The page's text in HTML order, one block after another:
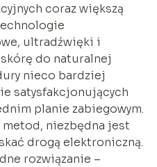
coraz większą
ultradźwięki i
do naturalnej
nieco bardziej
satysfakcjonujących
planie zabiegowym.
niezbędna jest
drogą elektroniczną.
rozwiązanie –